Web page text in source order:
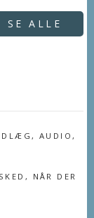
SE ALLE
AUDIO,
NÅR DER